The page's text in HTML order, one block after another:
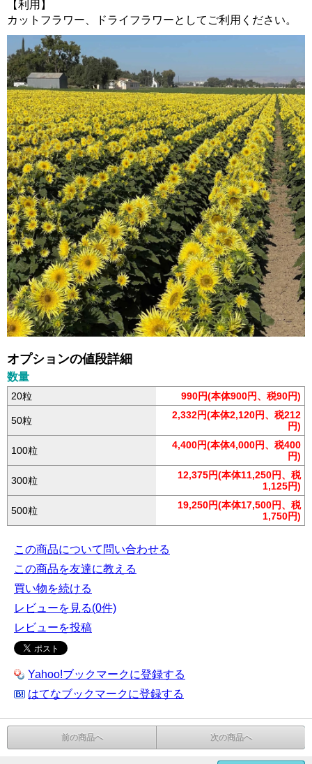
【利用】
カットフラワー、ドライフラワーとしてご利用ください。
オプションの値段詳細
数量
20粒 990円(本体900円、税90円)
50粒
2,332円(本体2,120円、税212
円)
100粒
4,400円(本体4,000円、税400
円)
300粒
12,375円(本体11,250円、税
1,125円)
500粒
19,250円(本体17,500円、税
1,750円)
この商品について問い合わせる
この商品を友達に教える
買い物を続ける
レビューを見る(0件)
レビューを投稿
Yahoo!ブックマークに登録する
はてなブックマークに登録する
前の商品へ 次の商品へ